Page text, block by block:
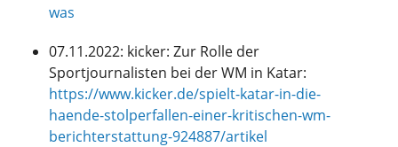
was
07.11.2022: kicker: Zur Rolle der
Sportjournalisten bei der WM in Katar:
https://www.kicker.de/spielt-katar-in-die-
haende-stolperfallen-einer-kritischen-wm-
berichterstattung-924887/artikel